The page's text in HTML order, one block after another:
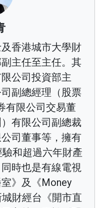
香港城市大學財
主任至主任。其
公司投資部主
副總經理（股票
有限公司交易董
有限公司副總裁
司董事等，擁有
和超過六年財產
時也是有線電視
》及《Money
財經台《開市直